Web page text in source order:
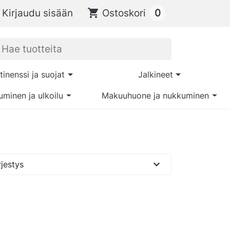
Kirjaudu sisään shopping_cart Ostoskori 0
ja suojat Jalkineet
ja ulkoilu Makuuhuone ja nukkuminen
expand_more